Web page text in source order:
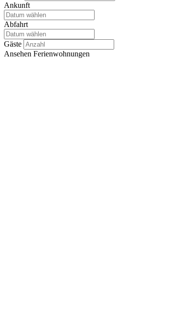
Ankunft
Abfahrt
Gäste
Ansehen Ferienwohnungen